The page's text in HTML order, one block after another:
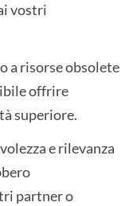
vostri
a risorse obsolete
offrire
superiore.
e rilevanza
partner o